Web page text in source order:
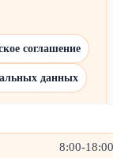
соглашение
данных
8:00-18:00